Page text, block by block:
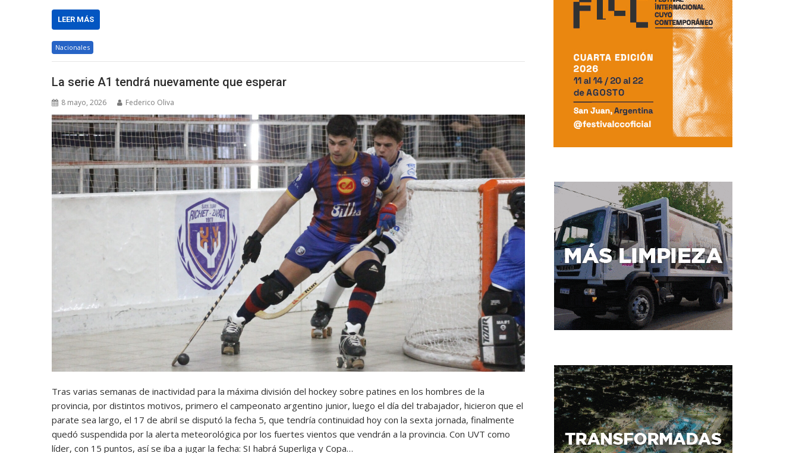
LEER MÁS
Nacionales
La serie A1 tendrá nuevamente que esperar
8 mayo, 2026 Federico Oliva
Tras varias semanas de inactividad para la máxima división del hockey sobre patines en los hombres de la
provincia, por distintos motivos, primero el campeonato argentino junior, luego el día del trabajador, hicieron que el
parate sea largo, el 17 de abril se disputó la fecha 5, que tendría continuidad hoy con la sexta jornada, finalmente
quedó suspendida por la alerta meteorológica por los fuertes vientos que vendrán a la provincia. Con UVT como
líder, con 15 puntos, así se iba a jugar la fecha: SI habrá Superliga y Copa…